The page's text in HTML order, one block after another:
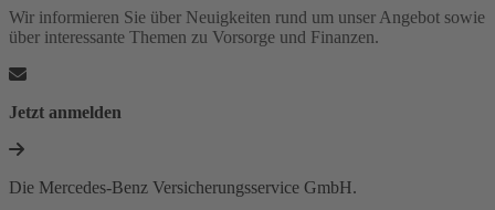
Wir informieren Sie über Neuigkeiten rund um unser Angebot sowie
über interessante Themen zu Vorsorge und Finanzen.
Jetzt anmelden
Die Mercedes-Benz Versicherungsservice GmbH.